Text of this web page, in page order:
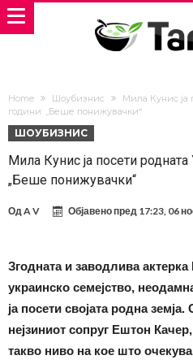
Home Шоубизнис
Мила Кунис ја
години: „Беше понижувачки“
ШОУБИЗНИС
Мила Кунис ја посети
„Беше понижувачки“
ОдA V Објавено пред 17:23, 06
Згодната и заводлива
украинско семејство,
ја посети својата родна
нејзиниот сопруг Ештон
такво ниво на кое што